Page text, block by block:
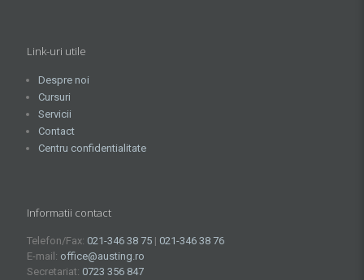
Link-uri utile
Despre noi
Cursuri
Servicii
Contact
Centru confidentialitate
Informatii contact
Telefon/Fax: 021-346 38 75 | 021-346 38 76
E-mail: office@austing.ro
Secretariat: 0723 356 847